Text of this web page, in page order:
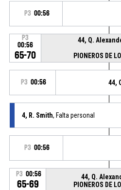
P3 00:56
P3
00:56
65-70
44, Q.
PIONEROS DE
P3 00:56 44,
4, R. Smith, Falta personal
P3 00:56
P3 00:56
65-69
44, Q.
PIONEROS DE